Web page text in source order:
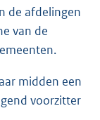
de afdelingen
van de
midden een
voorzitter